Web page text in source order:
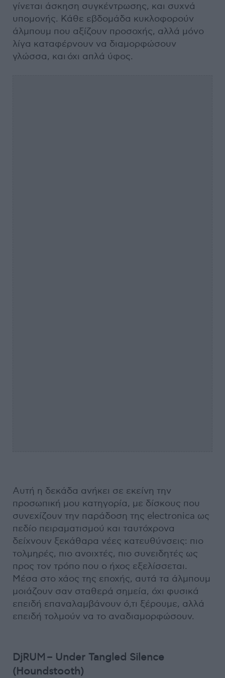
γίνεται άσκηση συγκέντρωσης, και συχνά
υπομονής. Κάθε εβδομάδα κυκλοφορούν
άλμπουμ που αξίζουν προσοχής, αλλά μόνο
λίγα καταφέρνουν να διαμορφώσουν
γλώσσα, και όχι απλά ύφος.
Αυτή η δεκάδα ανήκει σε εκείνη την
προσωπική μου κατηγορία, με δίσκους που
συνεχίζουν την παράδοση της electronica ως
πεδίο πειραματισμού και ταυτόχρονα
δείχνουν ξεκάθαρα νέες κατευθύνσεις: πιο
τολμηρές, πιο ανοιχτές, πιο συνειδητές ως
προς τον τρόπο που ο ήχος εξελίσσεται.
Μέσα στο χάος της εποχής, αυτά τα άλμπουμ
μοιάζουν σαν σταθερά σημεία, όχι φυσικά
επειδή επαναλαμβάνουν ό,τι ξέρουμε, αλλά
επειδή τολμούν να το αναδιαμορφώσουν.
DjRUM – Under Tangled Silence
(Houndstooth)